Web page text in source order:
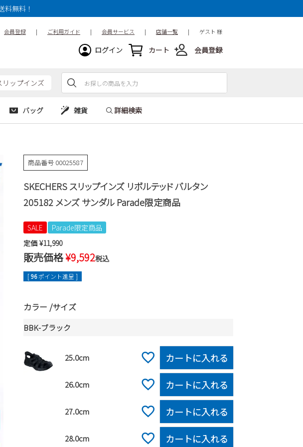
料無料！
会員登録 | ご利用ガイド | 会員サービス | 店舗一覧 | ゲスト 様
ログイン カート 会員登録
リップインズ
バッグ 雑貨 詳細検索
商品番号 00025587
SKECHERS スリップインズ リボルテッド バルタン
205182 メンズ サンダル Parade限定商品
SALE
Parade限定商品
定価 ¥11,990
販売価格¥9,592税込
[96ポイント進呈 ]
カラー サイズ
BBK-ブラック
25.0cm カートに入れる
26.0cm カートに入れる
27.0cm カートに入れる
28.0cm カートに入れる